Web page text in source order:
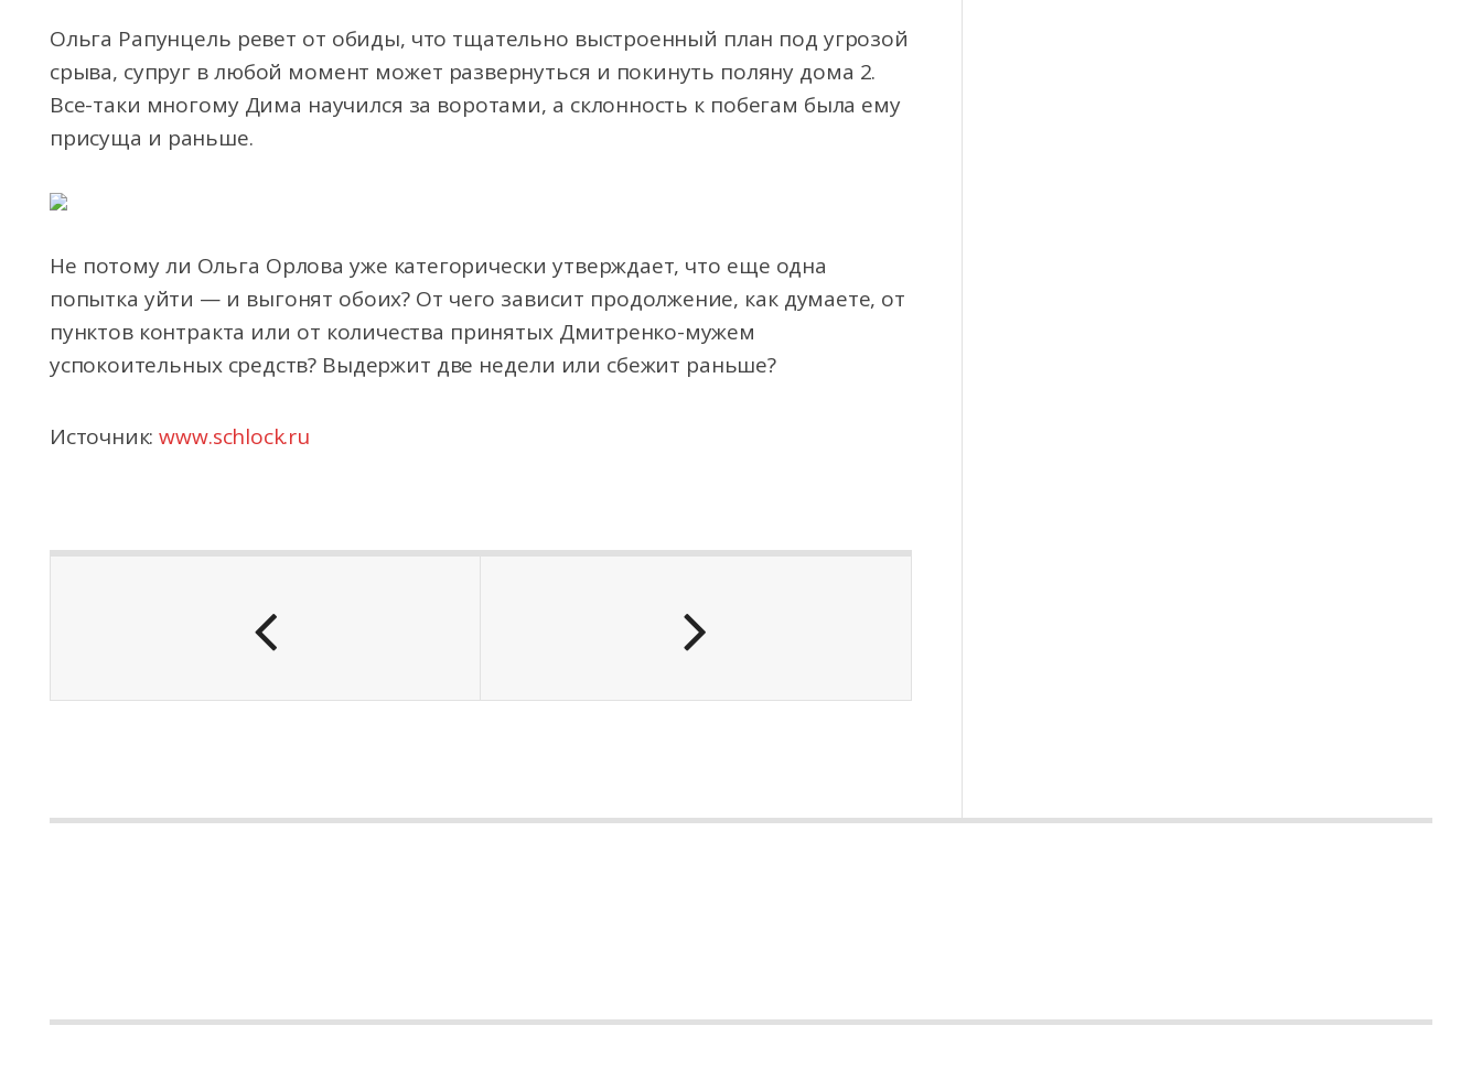
Ольга Рапунцель ревет от обиды, что тщательно выстроенный план под угрозой
срыва, супруг в любой момент может развернуться и покинуть поляну дома 2.
Все-таки многому Дима научился за воротами, а склонность к побегам была ему
присуща и раньше.
Не потому ли Ольга Орлова уже категорически утверждает, что еще одна
попытка уйти — и выгонят обоих? От чего зависит продолжение, как думаете, от
пунктов контракта или от количества принятых Дмитренко-мужем
успокоительных средств? Выдержит две недели или сбежит раньше?
Источник:www.schlock.ru